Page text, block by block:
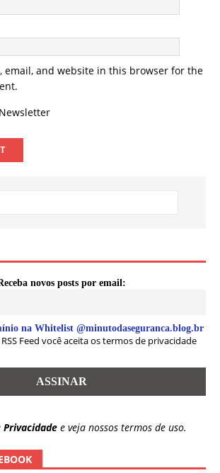
email, and website in this browser for the
novos posts por email:
na Whitelist @minutodaseguranca.blog.br
Feed você aceita os termos de privacidade
Privacidade e veja nossos termos de uso.